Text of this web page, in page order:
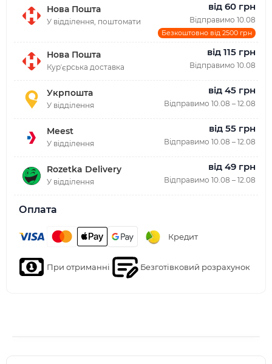
Нова Пошта
У відділення, поштомати
від 60 грн
Відправимо 10.08
Безкоштовно від 2500 грн
Нова Пошта
Курʼєрська доставка
від 115 грн
Відправимо 10.08
Укрпошта
У відділення
від 45 грн
Відправимо 10.08 – 12.08
Meest
У відділення
від 55 грн
Відправимо 10.08 – 12.08
Rozetka Delivery
У відділення
від 49 грн
Відправимо 10.08 – 12.08
Оплата
Кредит
При отриманні Безготівковий розрахунок